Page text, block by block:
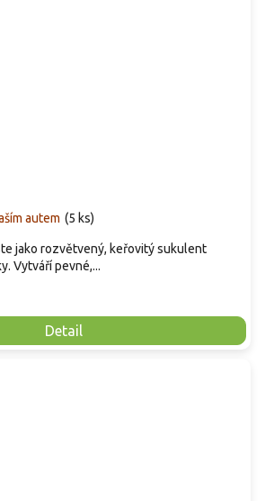
autem (5 ks)
Detail
jako rozvětvený, keřovitý sukulent
Vytváří pevné,...